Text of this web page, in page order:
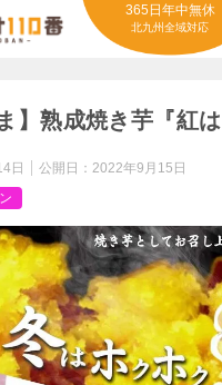
365日年中無休
北九州全域対応
】熟成焼き芋『紅は
日 公開日： 2022年9月15日